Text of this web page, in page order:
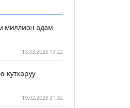
миллион адам
13.03.2023 19:22
куткаруу
19.02.2023 21:32